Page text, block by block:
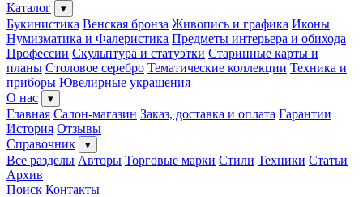
Каталог
▾
Букинистика Венская бронза Живопись и графика Иконы
Нумизматика и Фалеристика Предметы интерьера и обихода
Профессии Скульптура и статуэтки Старинные карты и
планы Столовое серебро Тематические коллекции Техника и
приборы Ювелирные украшения
О нас
▾
Главная Салон-магазин Заказ, доставка и оплата Гарантии
История Отзывы
Справочник
▾
Все разделы Авторы Торговые марки Стили Техники Статьи
Архив
Поиск Контакты